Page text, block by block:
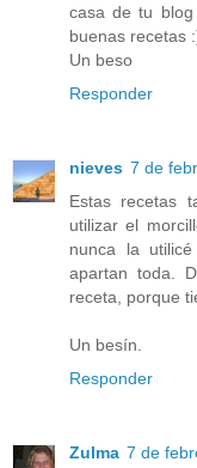
casa de tu
buenas recetas
Un beso
Responder
nieves 7 de
Estas recetas
utilizar el
nunca la
apartan toda.
receta, porque
Un besín.
Responder
Zulma 7 de